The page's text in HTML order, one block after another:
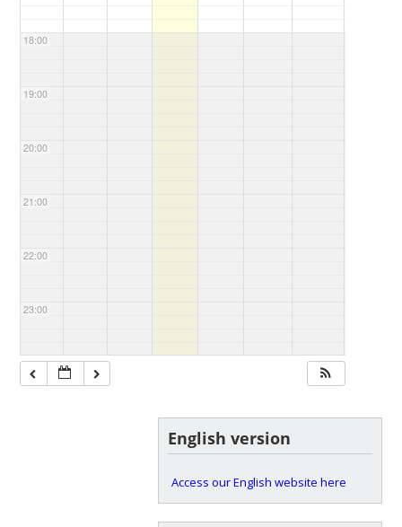
18:00
19:00
20:00
21:00
22:00
23:00
English version
Access our English website here